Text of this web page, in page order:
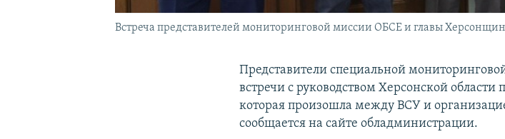
Встреча представителей мониторинговой миссии ОБСЕ и главы
Представители специальной
встречи с руководством Херсонской области
которая произошла между ВСУ и
сообщается на сайте обладминистрации.